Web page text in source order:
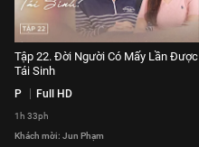
Tập 22. Đời Người Có Mấy Lần Được
Tái Sinh
P Full HD
1h 33ph
Khách mời: Jun Phạm